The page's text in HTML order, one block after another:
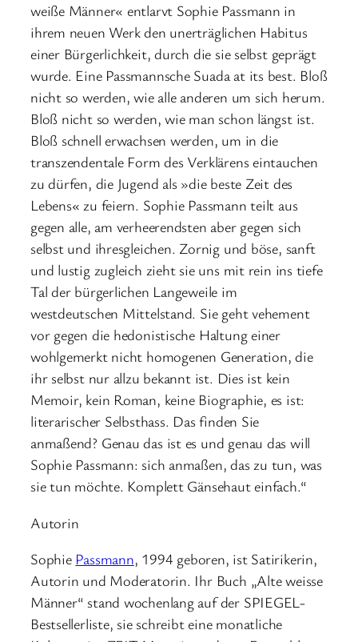
weiße Männer« entlarvt Sophie Passmann in
ihrem neuen Werk den unerträglichen Habitus
einer Bürgerlichkeit, durch die sie selbst geprägt
wurde. Eine Passmannsche Suada at its best. Bloß
nicht so werden, wie alle anderen um sich herum.
Bloß nicht so werden, wie man schon längst ist.
Bloß schnell erwachsen werden, um in die
transzendentale Form des Verklärens eintauchen
zu dürfen, die Jugend als »die beste Zeit des
Lebens« zu feiern. Sophie Passmann teilt aus
gegen alle, am verheerendsten aber gegen sich
selbst und ihresgleichen. Zornig und böse, sanft
und lustig zugleich zieht sie uns mit rein ins tiefe
Tal der bürgerlichen Langeweile im
westdeutschen Mittelstand. Sie geht vehement
vor gegen die hedonistische Haltung einer
wohlgemerkt nicht homogenen Generation, die
ihr selbst nur allzu bekannt ist. Dies ist kein
Memoir, kein Roman, keine Biographie, es ist:
literarischer Selbsthass. Das finden Sie
anmaßend? Genau das ist es und genau das will
Sophie Passmann: sich anmaßen, das zu tun, was
sie tun möchte. Komplett Gänsehaut einfach.“
Autorin
Sophie Passmann, 1994 geboren, ist Satirikerin,
Autorin und Moderatorin. Ihr Buch „Alte weisse
Männer“ stand wochenlang auf der SPIEGEL-
Bestsellerliste, sie schreibt eine monatliche